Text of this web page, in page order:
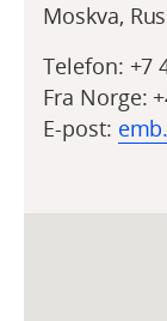
Moskva,
Telefon: +7
Fra Norge:
E-post: